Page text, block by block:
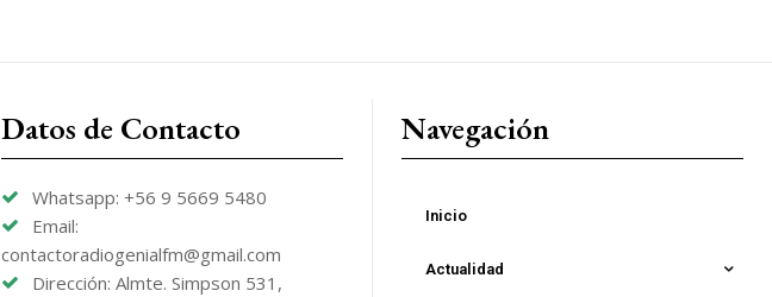
Datos de Contacto
Whatsapp: +56 9 5669 5480
Email:
contactoradiogenialfm@gmail.com
Dirección: Almte. Simpson 531,
Navegación
Inicio
Actualidad